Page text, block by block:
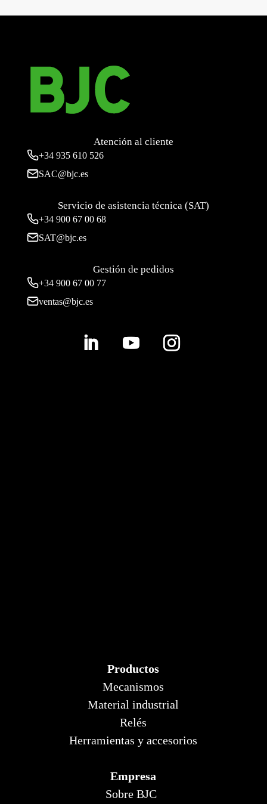
Atención al cliente
+34 935 610 526
SAC@bjc.es
Servicio de asistencia técnica (SAT)
+34 900 67 00 68
SAT@bjc.es
Gestión de pedidos
+34 900 67 00 77
ventas@bjc.es
Productos
Mecanismos
Material industrial
Relés
Herramientas y accesorios
Empresa
Sobre BJC